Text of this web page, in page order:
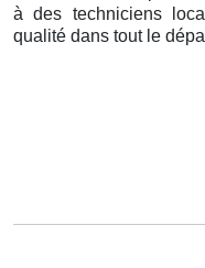
à des techniciens
qualité dans tout le